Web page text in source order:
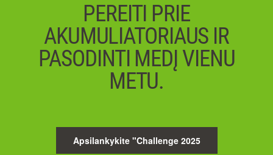
PEREITI PRIE
AKUMULIATORIAUS IR
PASODINTI MEDĮ VIENU
METU.
Apsilankykite "Challenge 2025